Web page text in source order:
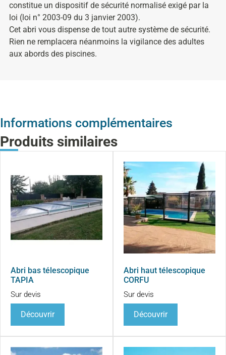
constitue un dispositif de sécurité normalisé exigé par la
loi (loi n° 2003-09 du 3 janvier 2003).
Cet abri vous dispense de tout autre système de sécurité.
Rien ne remplacera néanmoins la vigilance des adultes
aux abords des piscines.
Informations complémentaires
Produits similaires
Abri bas télescopique
TAPIA
Sur devis
Découvrir
Abri haut télescopique
CORFU
Sur devis
Découvrir